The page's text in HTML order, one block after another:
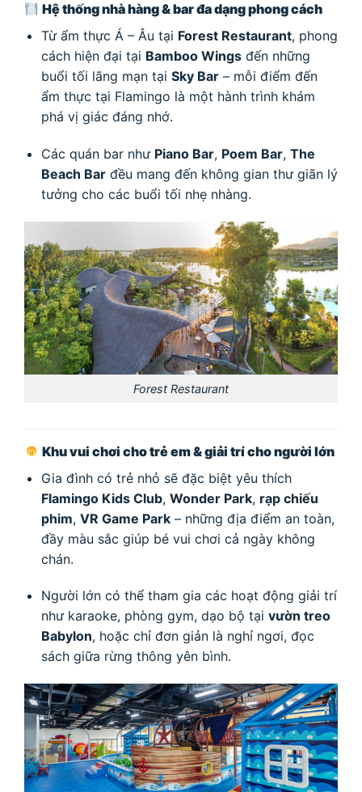
Hệ thống nhà hàng & bar đa dạng phong cách
Từ ẩm thực Á – Âu tại Forest Restaurant, phong
cách hiện đại tại Bamboo Wingsđến những
buổi tối lãng mạn tại Sky Bar– mỗi điểm đến
ẩm thực tại Flamingo là một hành trình khám
phá vị giác đáng nhớ.
Các quán bar như Piano Bar, Poem Bar, The
Beach Barđều mang đến không gian thư giãn lý
tưởng cho các buổi tối nhẹ nhàng.
Forest Restaurant
Khu vui chơi cho trẻ em & giải trí cho người lớn
Gia đình có trẻ nhỏ sẽ đặc biệt yêu thích
Flamingo Kids Club, Wonder Park, rạp chiếu
phim, VR Game Park– những địa điểm an toàn,
đầy màu sắc giúp bé vui chơi cả ngày không
chán.
Người lớn có thể tham gia các hoạt động giải trí
như karaoke, phòng gym, dạo bộ tại vườn treo
Babylon, hoặc chỉ đơn giản là nghỉ ngơi, đọc
sách giữa rừng thông yên bình.